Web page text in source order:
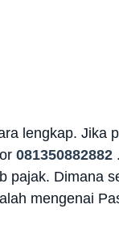
lengkap. Jika
081350882882 .
pajak. Dimana
mengenai